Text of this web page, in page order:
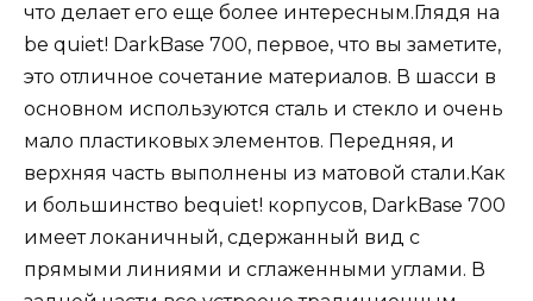
что делает его еще более интересным.Глядя на
be quiet! DarkBase 700, первое, что вы заметите,
это отличное сочетание материалов. В шасси в
основном используются сталь и стекло и очень
мало пластиковых элементов. Передняя, и
верхняя часть выполнены из матовой стали.Как
и большинство bequiet! корпусов, DarkBase 700
имеет локаничный, сдержанный вид с
прямыми линиями и сглаженными углами. В